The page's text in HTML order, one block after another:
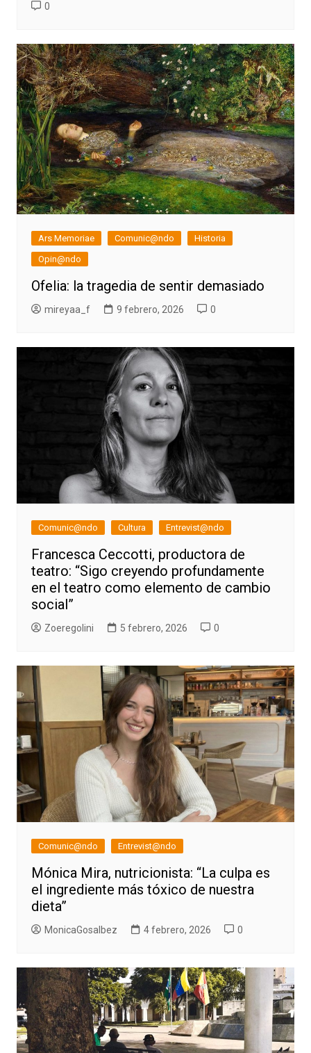
0
Ars Memoriae Comunic@ndo
Historia
Opin@ndo
Ofelia: la tragedia de sentir demasiado
mireyaa_f 9 febrero, 2026 0
Comunic@ndo Cultura Entrevist@ndo
Francesca Ceccotti, productora de
teatro: “Sigo creyendo profundamente
en el teatro como elemento de cambio
social”
Zoeregolini 5 febrero, 2026 0
Comunic@ndo Entrevist@ndo
Mónica Mira, nutricionista: “La culpa es
el ingrediente más tóxico de nuestra
dieta”
MonicaGosalbez 4 febrero, 2026 0